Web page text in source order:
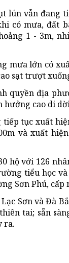
lún vẫn đang
có mưa, đất
1 - 3m,
mưa lớn có
sạt trượt
quyền địa
cao di
tục xuất
và xuất
hộ với 126
tiểu học
Sơn Phú,
Sơn và Đà
tai; sẵn
ra.